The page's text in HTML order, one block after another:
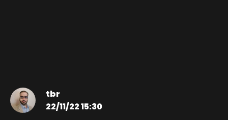
tbr
22/11/22 15:30